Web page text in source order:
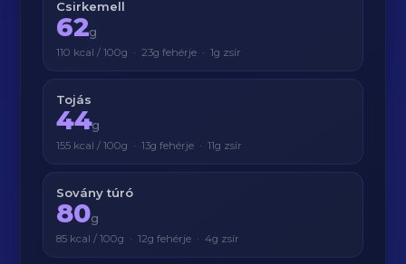
Csirkemell
62g
110 kcal / 100g · 23g fehérje · 1g zsír
Tojás
44g
155 kcal / 100g · 13g fehérje · 11g zsír
Sovány túró
80g
85 kcal / 100g · 12g fehérje · 4g zsír